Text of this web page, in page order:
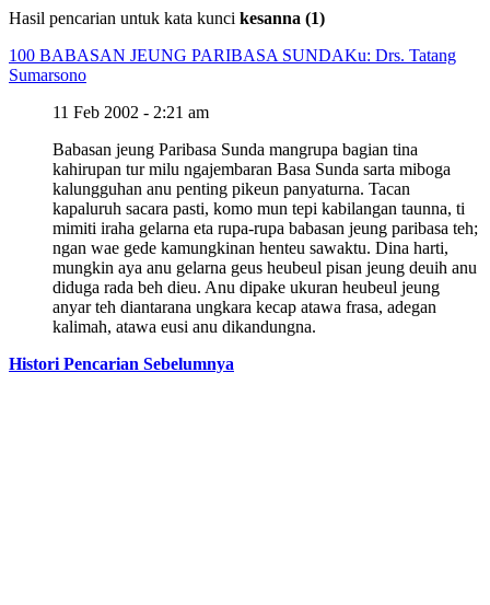
Hasil pencarian untuk kata kunci kesanna (1)
100 BABASAN JEUNG PARIBASA SUNDAKu: Drs. Tatang
Sumarsono
11 Feb 2002 - 2:21 am
Babasan jeung Paribasa Sunda mangrupa bagian tina
kahirupan tur milu ngajembaran Basa Sunda sarta miboga
kalungguhan anu penting pikeun panyaturna. Tacan
kapaluruh sacara pasti, komo mun tepi kabilangan taunna, ti
mimiti iraha gelarna eta rupa-rupa babasan jeung paribasa teh;
ngan wae gede kamungkinan henteu sawaktu. Dina harti,
mungkin aya anu gelarna geus heubeul pisan jeung deuih anu
diduga rada beh dieu. Anu dipake ukuran heubeul jeung
anyar teh diantarana ungkara kecap atawa frasa, adegan
kalimah, atawa eusi anu dikandungna.
Histori Pencarian Sebelumnya